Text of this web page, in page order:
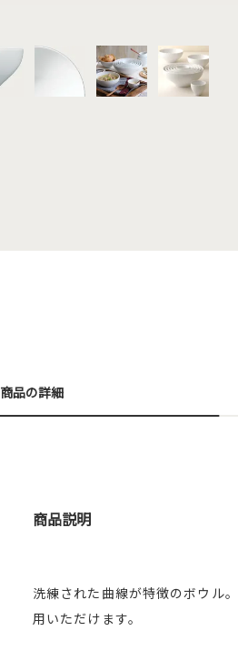
商品の詳細
商品説明
洗練された曲線が特徴のボウル
用いただけます。